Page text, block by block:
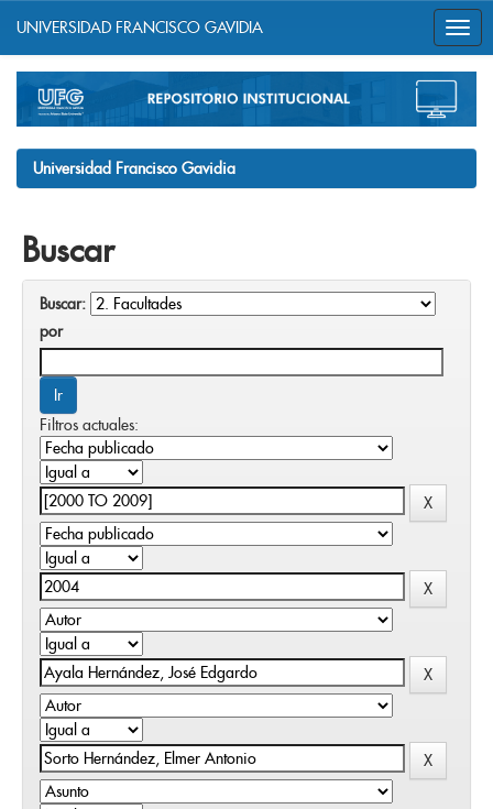
navigation
UNIVERSIDAD FRANCISCO GAVIDIA
Universidad Francisco Gavidia
Buscar
Buscar:
por
Filtros actuales: